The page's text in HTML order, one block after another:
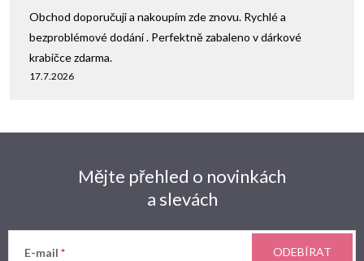
17.7.2026
Obchod doporučuji a nakoupím zde znovu. Rychlé a
bezproblémové dodání . Perfektně zabaleno v dárkové
krabičce zdarma.
Mějte přehled o novinkách
a slevách
E-mail ODEBÍRAT